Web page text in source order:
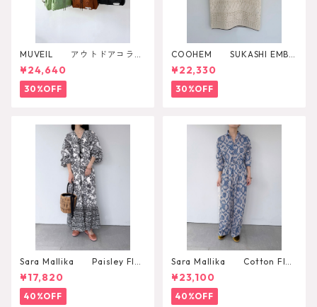
MUVEIL アウトドアコラボ
2WAYリュック
¥24,640
30%OFF
COOHEM SUKASHI EMBO
SSED KNIT PULLOVER
¥22,330
30%OFF
Sara Mallika Paisley Flo
wer Print Dress
¥17,820
40%OFF
Sara Mallika Cotton Flo
wer Signal Print All In One
¥23,100
40%OFF